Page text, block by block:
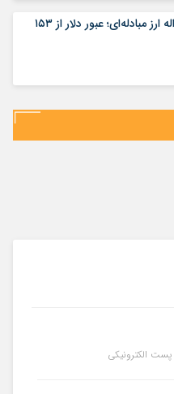
جدیدترین نرخ حواله ارز مبادله‌ای؛ عبور دلار از ۱۵۳
پست الکترونیکی